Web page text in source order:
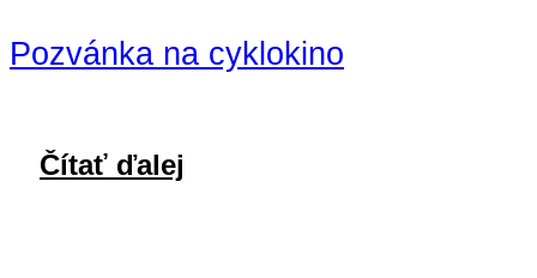
Pozvánka na cyklokino
Čítať ďalej